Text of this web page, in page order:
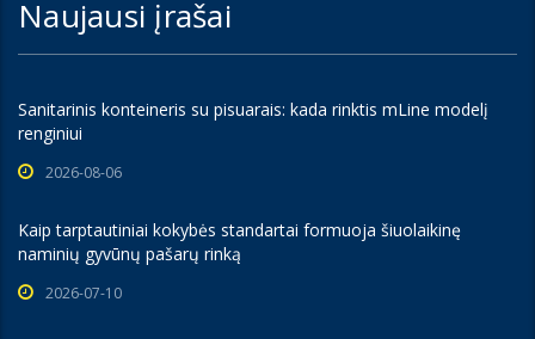
Naujausi įrašai
Sanitarinis konteineris su pisuarais: kada rinktis mLine modelį
renginiui
2026-08-06
Kaip tarptautiniai kokybės standartai formuoja šiuolaikinę
naminių gyvūnų pašarų rinką
2026-07-10